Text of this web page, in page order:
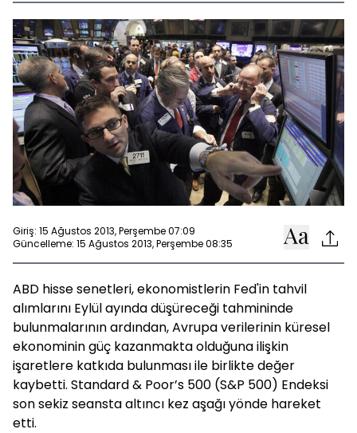
Giriş: 15 Ağustos 2013, Perşembe 07:09
Güncelleme: 15 Ağustos 2013, Perşembe 08:35
ABD hisse senetleri, ekonomistlerin Fed'in tahvil
alımlarını Eylül ayında düşüreceği tahmininde
bulunmalarının ardından, Avrupa verilerinin küresel
ekonominin güç kazanmakta olduğuna ilişkin
işaretlere katkıda bulunması ile birlikte değer
kaybetti. Standard & Poor’s 500 (S&P 500) Endeksi
son sekiz seansta altıncı kez aşağı yönde hareket
etti.